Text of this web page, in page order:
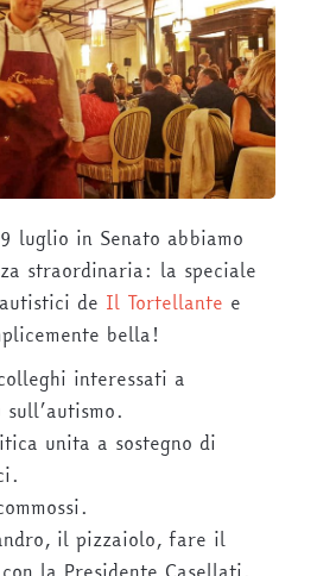
luglio in Senato abbiamo
straordinaria: la speciale
de Il Tortellante e
bella!
interessati a
autismo.
unita a sostegno di
il pizzaiolo, fare il